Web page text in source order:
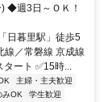
◆週3日～ＯＫ！
日暮里駅」徒歩5
線／常磐線 京成線
ート ✅15時...
主婦・主夫歓迎
みOK
学生歓迎